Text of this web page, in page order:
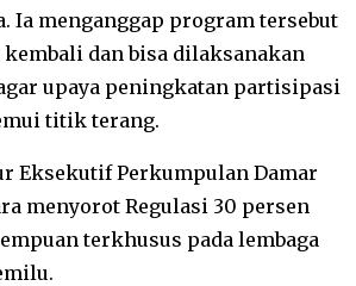
Ia menganggap program tersebut
dan bisa dilaksanakan
upaya peningkatan partisipasi
titik terang.
Eksekutif Perkumpulan Damar
menyorot Regulasi 30 persen
terkhusus pada lembaga